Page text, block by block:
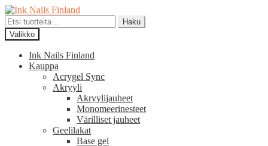
Siirry
navigointiin
Siirry
sisältöön
Etsi:
Haku
Valikko
Ink Nails Finland
Kauppa
Acrygel Sync
Akryyli
Akryylijauheet
Monomeerinesteet
Värilliset jauheet
Geelilakat
Base gel